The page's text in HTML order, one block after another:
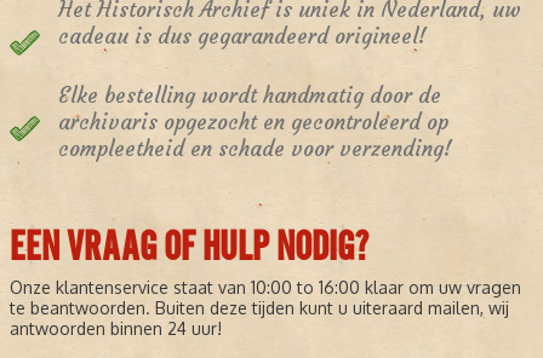
Het Historisch Archief is uniek in Nederland, uw
cadeau is dus gegarandeerd origineel!
Elke bestelling wordt handmatig door de
archivaris opgezocht en gecontroleerd op
compleetheid en schade voor verzending!
EEN VRAAG OF HULP NODIG?
Onze klantenservice staat van 10:00 to 16:00 klaar om uw vragen
te beantwoorden. Buiten deze tijden kunt u uiteraard mailen, wij
antwoorden binnen 24 uur!